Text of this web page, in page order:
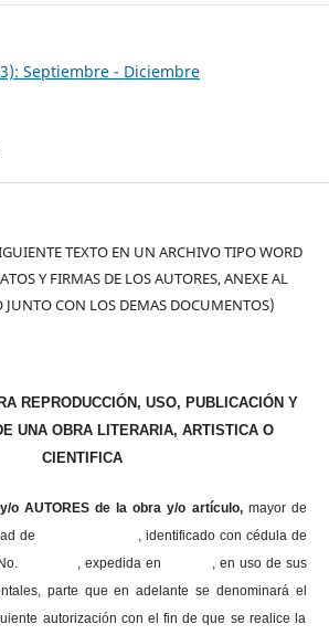
Septiembre - Diciembre
TEXTO EN UN ARCHIVO TIPO WORD
Y FIRMAS DE LOS AUTORES, ANEXE AL
JUNTO CON LOS DEMAS DOCUMENTOS)
REPRODUCCIÓN, USO, PUBLICACIÓN Y
UNA OBRA LITERARIA, ARTISTICA O
CIENTIFICA
o AUTORES de la obra y/o artículo, mayor de
ciudad de , identificado con cédula de
No. , expedida en , en uso de sus
parte que en adelante se denominará el
autorización con el fin de que se realice la